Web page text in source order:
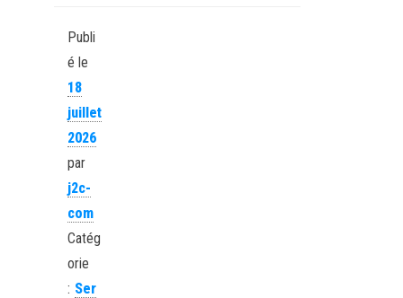
Publi
é le
18
juillet
2026
par
j2c-
com
Catég
orie
: Ser